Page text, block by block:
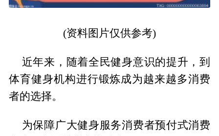
(资料图片仅供参考)
近年来，随着全民健身意识的提升，到
体育健身机构进行锻炼成为越来越多消费
者的选择。
为保障广大健身服务消费者预付式消费